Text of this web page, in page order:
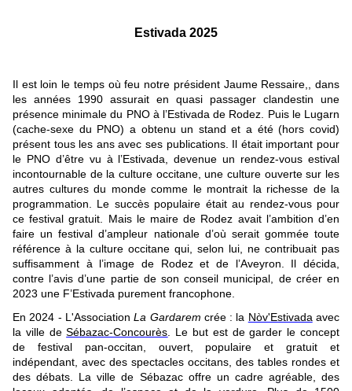
Estivada 2025
Il est loin le temps où feu notre président Jaume Ressaire,, dans
les années 1990 assurait en quasi passager clandestin une
présence minimale du PNO à l’Estivada de Rodez. Puis le Lugarn
(cache-sexe du PNO) a obtenu un stand et a été (hors covid)
présent tous les ans avec ses publications. Il était important pour
le PNO d’être vu à l’Estivada, devenue un rendez-vous estival
incontournable de la culture occitane, une culture ouverte sur les
autres cultures du monde comme le montrait la richesse de la
programmation. Le succès populaire était au rendez-vous pour
ce festival gratuit. Mais le maire de Rodez avait l’ambition d’en
faire un festival d’ampleur nationale d’où serait gommée toute
référence à la culture occitane qui, selon lui, ne contribuait pas
suffisamment à l’image de Rodez et de l’Aveyron. Il décida,
contre l’avis d’une partie de son conseil municipal, de créer en
2023 une F’Estivada purement francophone.
En 2024 - L'AssociationLa Gardarem crée : la Nòv'Estivada avec
la ville deSébazac-Concourès . Le but est de garder le concept
de festival pan-occitan, ouvert, populaire et gratuit et
indépendant, avec des spectacles occitans, des tables rondes et
des débats. La ville de Sébazac offre un cadre agréable, des